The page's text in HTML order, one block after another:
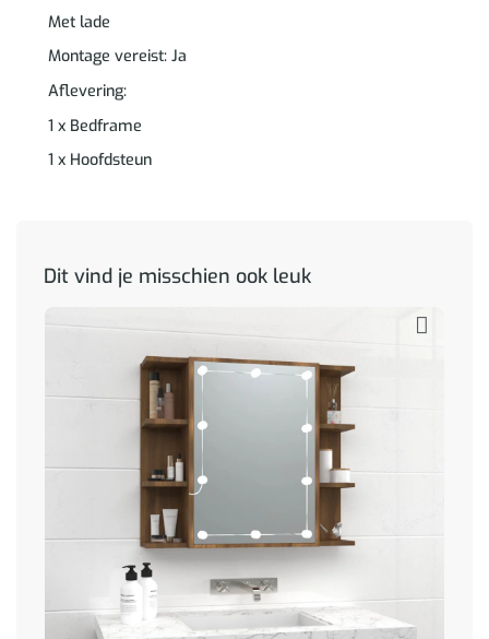
Met lade
Montage vereist: Ja
Aflevering:
1 x Bedframe
1 x Hoofdsteun
Dit vind je misschien ook leuk